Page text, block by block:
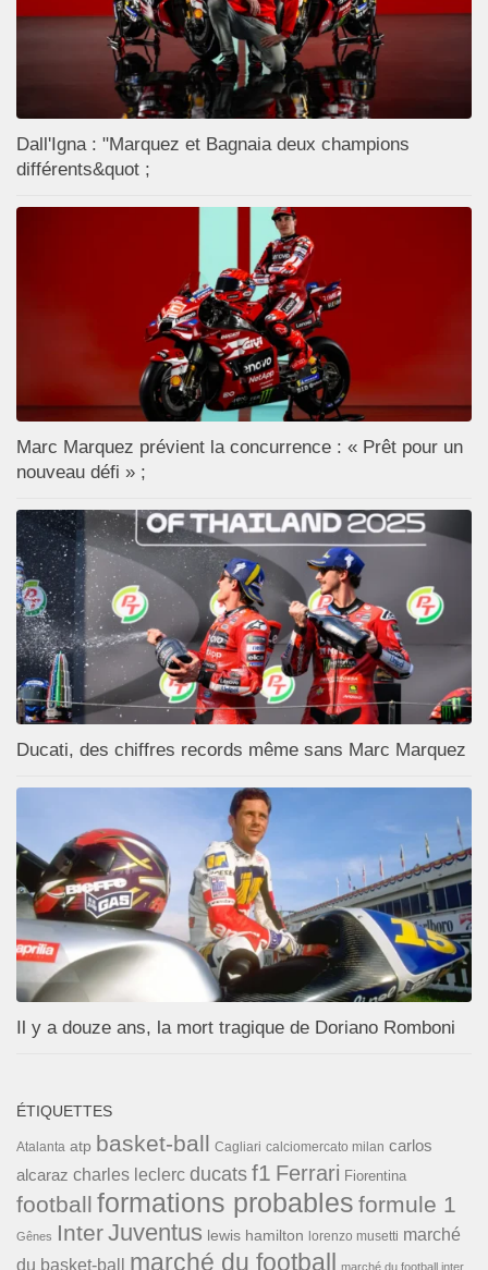
Dall'Igna : "Marquez et Bagnaia deux champions
différents&quot ;
Marc Marquez prévient la concurrence : « Prêt pour un
nouveau défi » ;
Ducati, des chiffres records même sans Marc Marquez
Il y a douze ans, la mort tragique de Doriano Romboni
ÉTIQUETTES
Atalanta atp basket-ball Cagliari calciomercato milan carlos
alcaraz charles leclerc ducats f1 Ferrari Fiorentina
football formations probables formule 1
Gênes InterJuventus lewis hamilton lorenzo musetti marché
du basket-ball
marché du football marché du football inter